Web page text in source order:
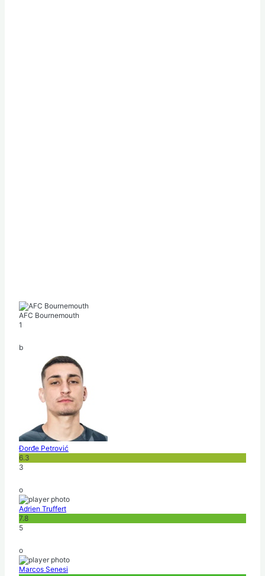
AFC Bournemouth
1
b
Đorđe Petrović
6.3
3
o
Adrien Truffert
7.8
5
o
Marcos Senesi